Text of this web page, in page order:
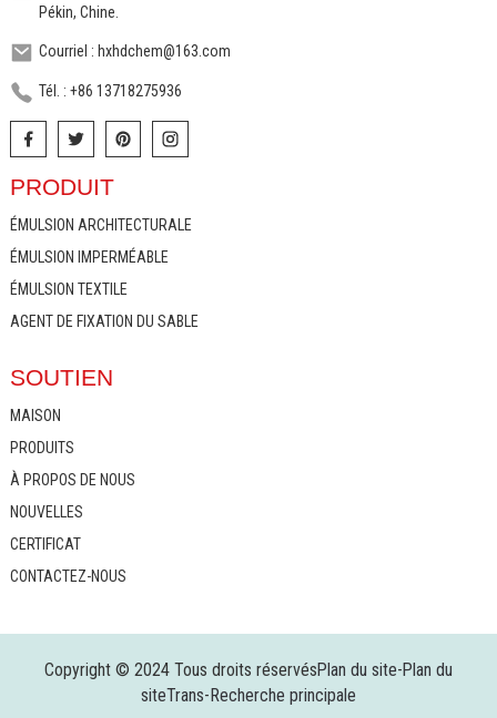
Pékin, Chine.
Courriel : hxhdchem@163.com
Tél. : +86 13718275936
PRODUIT
ÉMULSION ARCHITECTURALE
ÉMULSION IMPERMÉABLE
ÉMULSION TEXTILE
AGENT DE FIXATION DU SABLE
SOUTIEN
MAISON
PRODUITS
À PROPOS DE NOUS
NOUVELLES
CERTIFICAT
CONTACTEZ-NOUS
Copyright © 2024 Tous droits réservésPlan du site-Plan du
siteTrans-Recherche principale